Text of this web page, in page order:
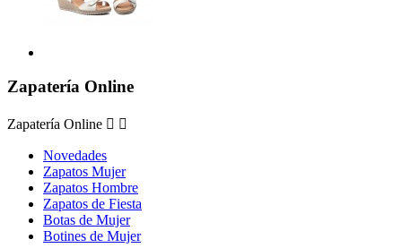
Zapatería Online
Zapatería Online  
Novedades
Zapatos Mujer
Zapatos Hombre
Zapatos de Fiesta
Botas de Mujer
Botines de Mujer